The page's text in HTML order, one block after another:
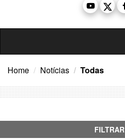
Home Notícias Todas
FILTRAR